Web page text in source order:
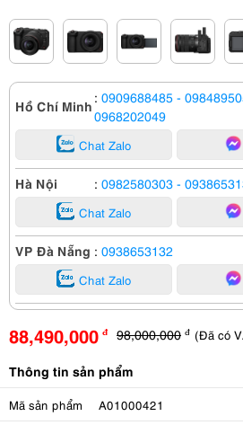
Hồ Chí Minh : 0909688485 -
0968202049
Chat Zalo
Hà Nội : 0982580303 -
Chat Zalo
VP Đà Nẵng : 0938653132
Chat Zalo
88,490,000 đ 98,000,000 đ (Đã có
Thông tin sản phẩm
Mã sản phẩm A01000421